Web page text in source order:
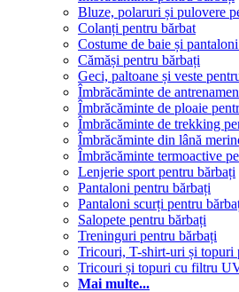
Bluze, polaruri și pulovere
Colanți pentru bărbat
Costume de baie și
Cămăși pentru bărbați
Geci, paltoane și veste
Îmbrăcăminte de
Îmbrăcăminte de ploaie
Îmbrăcăminte de trekking
Îmbrăcăminte din lână
Îmbrăcăminte termoactive
Lenjerie sport pentru bărbați
Pantaloni pentru bărbați
Pantaloni scurți pentru
Salopete pentru bărbați
Treninguri pentru bărbați
Tricouri, T-shirt-uri și topuri
Tricouri și topuri cu filtru
Mai multe...